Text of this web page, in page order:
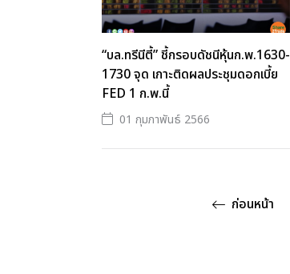
“บล.ทรีนีตี้” ชี้กรอบดัชนีหุ้นก.พ.1630-
1730 จุด เกาะติดผลประชุมดอกเบี้ย
FED 1 ก.พ.นี้
01 กุมภาพันธ์ 2566
ก่อนหน้า